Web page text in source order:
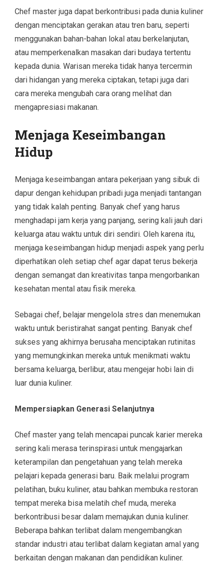
Chef master juga dapat berkontribusi pada dunia kuliner
dengan menciptakan gerakan atau tren baru, seperti
menggunakan bahan-bahan lokal atau berkelanjutan,
atau memperkenalkan masakan dari budaya tertentu
kepada dunia. Warisan mereka tidak hanya tercermin
dari hidangan yang mereka ciptakan, tetapi juga dari
cara mereka mengubah cara orang melihat dan
mengapresiasi makanan.
Menjaga Keseimbangan
Hidup
Menjaga keseimbangan antara pekerjaan yang sibuk di
dapur dengan kehidupan pribadi juga menjadi tantangan
yang tidak kalah penting. Banyak chef yang harus
menghadapi jam kerja yang panjang, sering kali jauh dari
keluarga atau waktu untuk diri sendiri. Oleh karena itu,
menjaga keseimbangan hidup menjadi aspek yang perlu
diperhatikan oleh setiap chef agar dapat terus bekerja
dengan semangat dan kreativitas tanpa mengorbankan
kesehatan mental atau fisik mereka.
Sebagai chef, belajar mengelola stres dan menemukan
waktu untuk beristirahat sangat penting. Banyak chef
sukses yang akhirnya berusaha menciptakan rutinitas
yang memungkinkan mereka untuk menikmati waktu
bersama keluarga, berlibur, atau mengejar hobi lain di
luar dunia kuliner.
Mempersiapkan Generasi Selanjutnya
Chef master yang telah mencapai puncak karier mereka
sering kali merasa terinspirasi untuk mengajarkan
keterampilan dan pengetahuan yang telah mereka
pelajari kepada generasi baru. Baik melalui program
pelatihan, buku kuliner, atau bahkan membuka restoran
tempat mereka bisa melatih chef muda, mereka
berkontribusi besar dalam memajukan dunia kuliner.
Beberapa bahkan terlibat dalam mengembangkan
standar industri atau terlibat dalam kegiatan amal yang
berkaitan dengan makanan dan pendidikan kuliner.